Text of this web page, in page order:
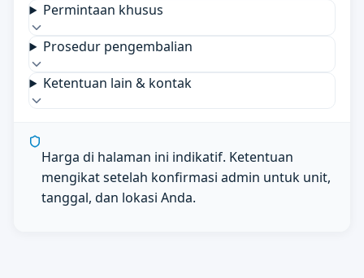
Permintaan khusus
Prosedur pengembalian
Ketentuan lain & kontak
Harga di halaman ini indikatif. Ketentuan
mengikat setelah konfirmasi admin untuk unit,
tanggal, dan lokasi Anda.